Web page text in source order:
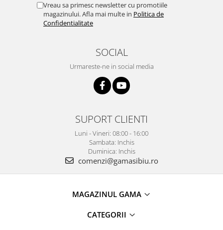
Vreau sa primesc newsletter cu promotiile
magazinului. Afla mai multe in Politica de
Confidentialitate
SOCIAL
Urmareste-ne in social media
SUPORT CLIENTI
Luni - Vineri: 08:00 - 16:00
Sambata: Inchis
Duminica: Inchis
comenzi@gamasibiu.ro
MAGAZINUL GAMA
CATEGORII